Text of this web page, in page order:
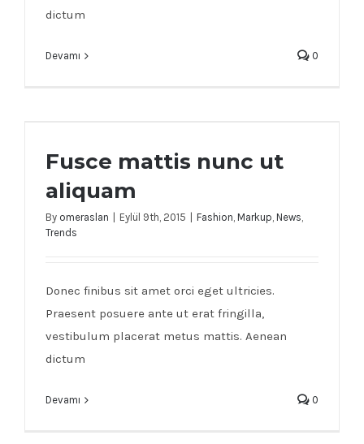
dictum
Devamı 0
Fusce mattis nunc ut
aliquam
By omeraslan Eylül 9th, 2015 Fashion, Markup, News,
Trends
Donec finibus sit amet orci eget ultricies.
Praesent posuere ante ut erat fringilla,
vestibulum placerat metus mattis. Aenean
dictum
Devamı 0